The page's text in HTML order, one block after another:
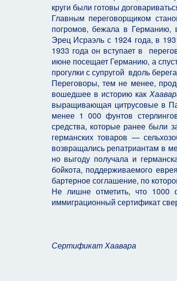
круги были готовы
Главным переговорщиком
погромов, бежала в Германию,
Эрец Исраэль с 1924 года, в
1933 года он вступает в
июне посещает Германию, а
прогулки с супругой вдоль
Переговоры, тем не менее,
вошедшее в историю как
выращивающая цитрусовые в
менее 1 000 фунтов
средства, которые ранее были
германских товаров —
возвращались репатриантам в
но выгоду получала и
бойкота, поддерживаемого
бартерное соглашение, по
Не лишне отметить, что 1000
иммиграционный сертификат
Сертификат Хаавара